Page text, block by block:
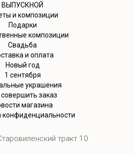
ВЫПУСКНОЙ
и композиции
Подарки
композиции
Свадьба
и оплата
Новый год
1 сентября
украшения
совершить заказ
магазина
конфиденциальности
тракт 10